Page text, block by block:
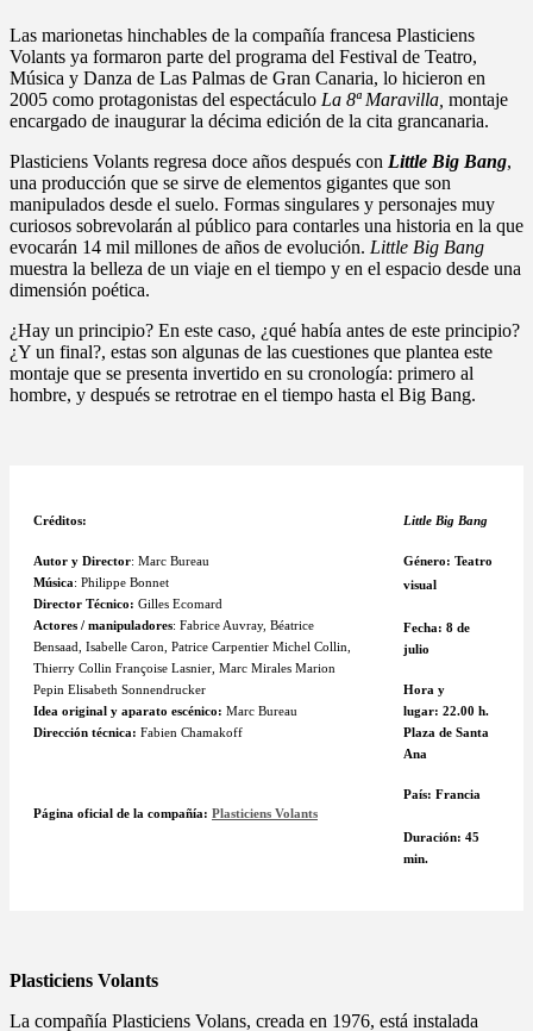
Las marionetas hinchables de la compañía francesa Plasticiens
Volants ya formaron parte del programa del Festival de Teatro,
Música y Danza de Las Palmas de Gran Canaria, lo hicieron en
2005 como protagonistas del espectáculo La 8ª Maravilla, montaje
encargado de inaugurar la décima edición de la cita grancanaria.
Plasticiens Volants regresa doce años después con Little Big Bang,
una producción que se sirve de elementos gigantes que son
manipulados desde el suelo. Formas singulares y personajes muy
curiosos sobrevolarán al público para contarles una historia en la que
evocarán 14 mil millones de años de evolución. Little Big Bang
muestra la belleza de un viaje en el tiempo y en el espacio desde una
dimensión poética.
¿Hay un principio? En este caso, ¿qué había antes de este principio?
¿Y un final?, estas son algunas de las cuestiones que plantea este
montaje que se presenta invertido en su cronología: primero al
hombre, y después se retrotrae en el tiempo hasta el Big Bang.
Créditos:
Autor y Director: Marc Bureau
Música: Philippe Bonnet
Director Técnico: Gilles Ecomard
Actores / manipuladores: Fabrice Auvray, Béatrice
Bensaad, Isabelle Caron, Patrice Carpentier Michel Collin,
Thierry Collin Françoise Lasnier, Marc Mirales Marion
Pepin Elisabeth Sonnendrucker
Idea original y aparato escénico: Marc Bureau
Dirección técnica: Fabien Chamakoff
Página oficial de la compañía: Plasticiens Volants
Little Big Bang
Género: Teatro
visual
Fecha: 8 de
julio
Hora y
lugar: 22.00 h.
Plaza de Santa
Ana
País: Francia
Duración: 45
min.
Plasticiens Volants
La compañía Plasticiens Volans, creada en 1976, está instalada